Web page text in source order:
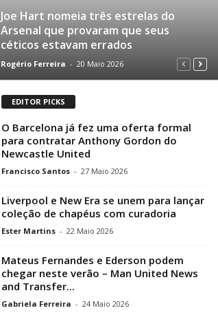
Joe Hart nomeia três estrelas do
Arsenal que provaram que seus
céticos estavam errados
Rogério Ferreira - 20 Maio 2026
EDITOR PICKS
O Barcelona já fez uma oferta formal
para contratar Anthony Gordon do
Newcastle United
Francisco Santos - 27 Maio 2026
Liverpool e New Era se unem para lançar
coleção de chapéus com curadoria
Ester Martins - 22 Maio 2026
Mateus Fernandes e Ederson podem
chegar neste verão – Man United News
and Transfer...
Gabriela Ferreira - 24 Maio 2026